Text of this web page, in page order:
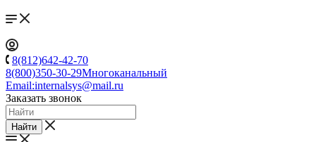
8(812)642-42-70
8(800)350-30-29Многоканальный
Email:internalsys@mail.ru
Заказать звонок
Найти